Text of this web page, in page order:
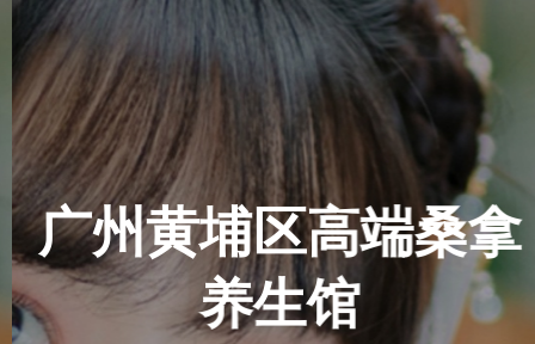
疗会馆
广州黄埔
养